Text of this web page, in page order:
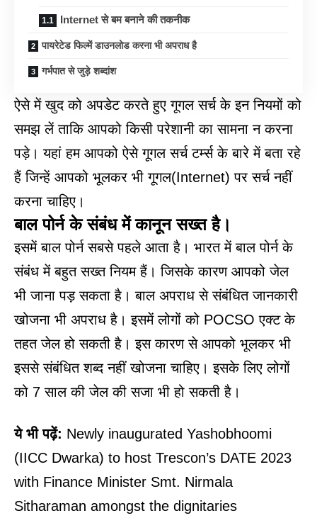
Internet से बम बनाने की तकनीक
पायरेटेड फिल्में डाउनलोड करना भी अपराध है
गर्भपात से जुड़े शब्दांश
ऐसे में खुद को अपडेट करते हुए गूगल सर्च के इन नियमों को
समझ लें ताकि आपको किसी परेशानी का सामना न करना
पड़े। यहां हम आपको ऐसे गूगल सर्च टर्म्स के बारे में बता रहे
हैं जिन्हें आपको भूलकर भी गूगल(Internet) पर सर्च नहीं
करना चाहिए।
बाल पोर्न के संबंध में कानून सख्त है।
इसमें बाल पोर्न सबसे पहले आता है। भारत में बाल पोर्न के
संबंध में बहुत सख्त नियम हैं। जिसके कारण आपको जेल
भी जाना पड़ सकता है। बाल अपराध से संबंधित जानकारी
खोजना भी अपराध है। इसमें लोगों को POCSO एक्ट के
तहत जेल हो सकती है। इस कारण से आपको भूलकर भी
इससे संबंधित शब्द नहीं खोजना चाहिए। इसके लिए लोगों
को 7 साल की जेल की सजा भी हो सकती है।
ये भी पढ़ें: Newly inaugurated Yashobhoomi
(IICC Dwarka) to host Trescon’s DATE 2023
with Finance Minister Smt. Nirmala
Sitharaman amongst the dignitaries